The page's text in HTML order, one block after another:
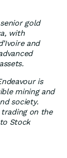
gold
with
and
is
mining and
society.
on the
Stock